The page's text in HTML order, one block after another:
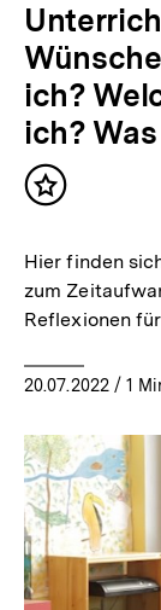
ich?
ich?
Inhalt
Hier finden
zum
Reflexionen
20.07.2022/ 1